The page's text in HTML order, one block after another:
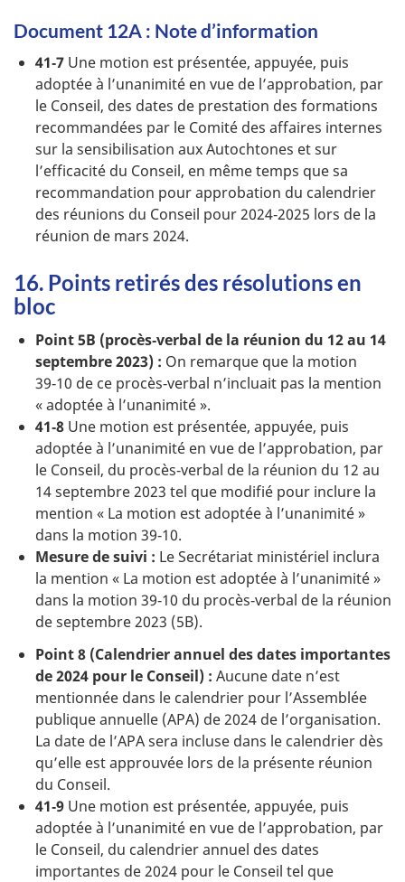
Document 12A : Note d’information
41‑7 Une motion est présentée, appuyée, puis
adoptée à l’unanimité en vue de l’approbation, par
le Conseil, des dates de prestation des formations
recommandées par le Comité des affaires internes
sur la sensibilisation aux Autochtones et sur
l’efficacité du Conseil, en même temps que sa
recommandation pour approbation du calendrier
des réunions du Conseil pour 2024‑2025 lors de la
réunion de mars 2024.
16. Points retirés des résolutions en
bloc
Point 5B (procès‑verbal de la réunion du 12 au 14
septembre 2023) : On remarque que la motion
39‑10 de ce procès‑verbal n’incluait pas la mention
« adoptée à l’unanimité ».
41‑8 Une motion est présentée, appuyée, puis
adoptée à l’unanimité en vue de l’approbation, par
le Conseil, du procès‑verbal de la réunion du 12 au
14 septembre 2023 tel que modifié pour inclure la
mention « La motion est adoptée à l’unanimité »
dans la motion 39‑10.
Mesure de suivi : Le Secrétariat ministériel inclura
la mention « La motion est adoptée à l’unanimité »
dans la motion 39‑10 du procès‑verbal de la réunion
de septembre 2023 (5B).
Point 8 (Calendrier annuel des dates importantes
de 2024 pour le Conseil) : Aucune date n’est
mentionnée dans le calendrier pour l’Assemblée
publique annuelle (APA) de 2024 de l’organisation.
La date de l’APA sera incluse dans le calendrier dès
qu’elle est approuvée lors de la présente réunion
du Conseil.
41‑9 Une motion est présentée, appuyée, puis
adoptée à l’unanimité en vue de l’approbation, par
le Conseil, du calendrier annuel des dates
importantes de 2024 pour le Conseil tel que